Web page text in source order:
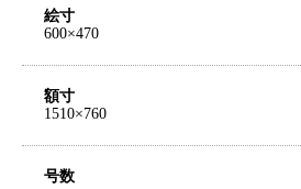
絵寸
600×470
額寸
1510×760
号数